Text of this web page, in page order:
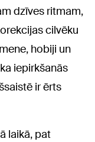
dzīves ritmam,
cilvēku
hobiji un
iepirkšanās
ir ērts
laikā, pat